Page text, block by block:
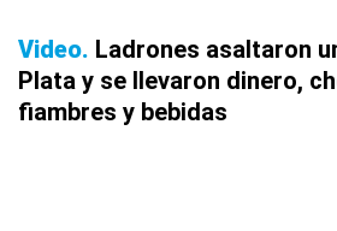
Video Ladrones asaltaron
Plata y se llevaron dinero,
fiambres y bebidas